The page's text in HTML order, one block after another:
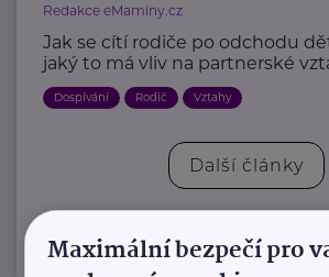
Redakce eMaminy.cz
Jak se cítí rodiče po odchodu
jaký to má vliv na partnerské
Dospívání Rodič Vztahy
Další články
Maximální bezpečí pro